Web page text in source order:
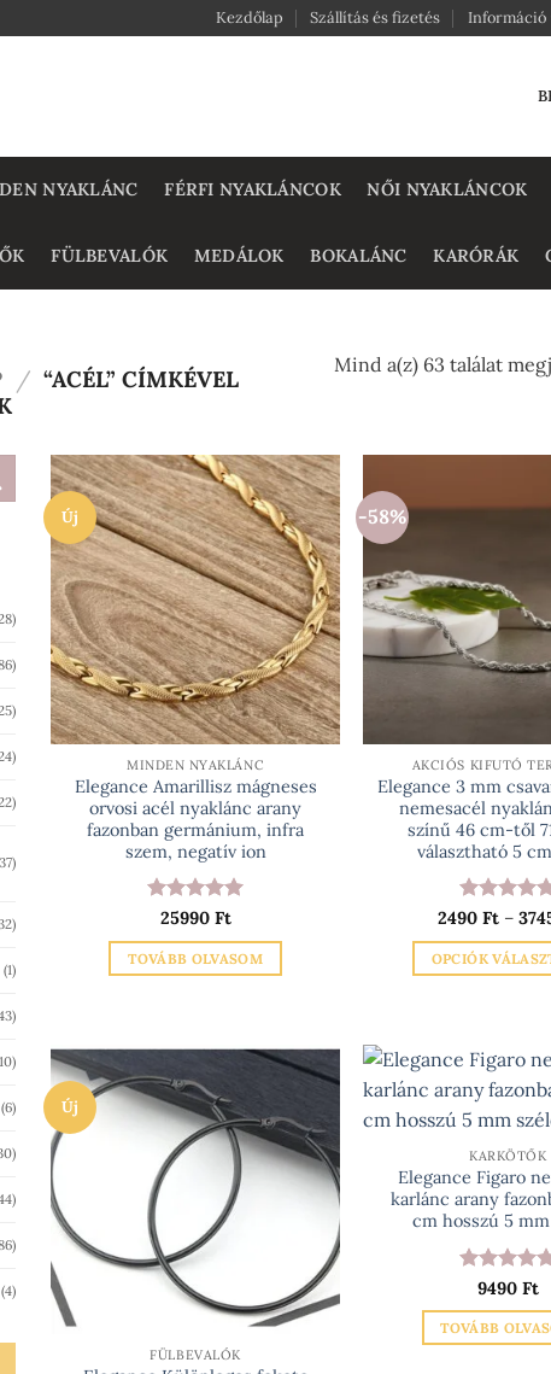
Kezdőlap Szállítás és fizetés Információ
NYAKLÁNC FÉRFI NYAKLÁNCOK NŐI NYAKLÁNCOK
FÜLBEVALÓK MEDÁLOK BOKALÁNC KARÓRÁK
/ “ACÉL” CÍMKÉVEL
Mind a(z) 63 találat
(1)
(6)
(4)
Új
MINDEN NYAKLÁNC
Elegance Amarillisz mágneses
orvosi acél nyaklánc arany
fazonban germánium, infra
szem, negatív ion
Értékelés:
25990 Ft
TOVÁBB OLVASOM
-58%
AKCIÓS KIFUTÓ
Elegance 3 mm
nemesacél
színű 46 cm-től
választható 5
Értékelés:
2490Ft –
OPCIÓK
több
van.
A
a
ki
Új
FÜLBEVALÓK
KARKÖTŐK
Elegance Figaro
karlánc arany
cm hosszú 5
Értékelés:
9490 Ft
TOVÁBB